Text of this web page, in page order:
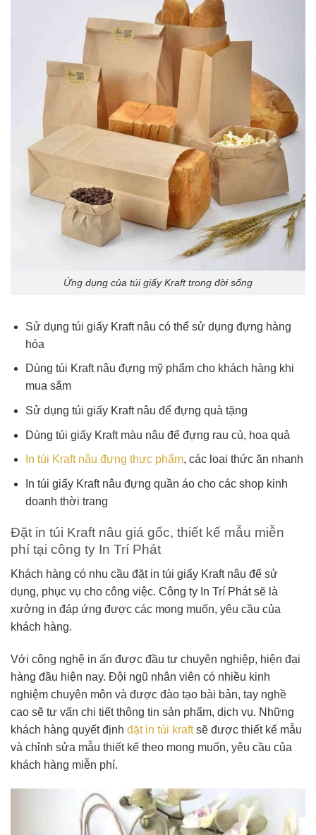
Ứng dụng của túi giấy Kraft trong đời sống
Sử dụng túi giấy Kraft nâu có thể sử dụng đựng hàng
hóa
Dùng túi Kraft nâu đựng mỹ phẩm cho khách hàng khi
mua sắm
Sử dụng túi giấy Kraft nâu để đựng quà tặng
Dùng túi giấy Kraft màu nâu để đựng rau củ, hoa quả
In túi Kraft nâu đựng thực phẩm, các loại thức ăn nhanh
In túi giấy Kraft nâu đựng quần áo cho các shop kinh
doanh thời trang
Đặt in túi Kraft nâu giá gốc, thiết kế mẫu miễn
phí tại công ty In Trí Phát
Khách hàng có nhu cầu đặt in túi giấy Kraft nâu để sử
dụng, phục vụ cho công việc. Công ty In Trí Phát sẽ là
xưởng in đáp ứng được các mong muốn, yêu cầu của
khách hàng.
Với công nghệ in ấn được đầu tư chuyên nghiệp, hiện đại
hàng đầu hiện nay. Đội ngũ nhân viên có nhiều kinh
nghiệm chuyên môn và được đào tạo bài bản, tay nghề
cao sẽ tư vấn chi tiết thông tin sản phẩm, dịch vụ. Những
khách hàng quyết định đặt in túi kraftsẽ được thiết kế mẫu
và chỉnh sửa mẫu thiết kế theo mong muốn, yêu cầu của
khách hàng miễn phí.